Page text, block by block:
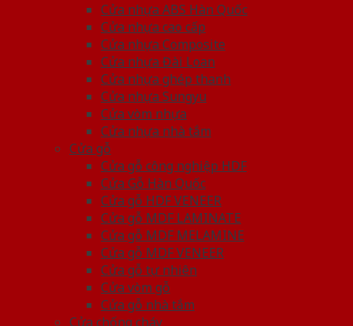
Cửa nhựa ABS Hàn Quốc
Cửa nhựa cao cấp
Cửa nhựa Composite
Cửa nhựa Đài Loan
Cửa nhựa ghép thanh
Cửa nhựa Sungyu
Cửa vòm nhựa
Cửa nhựa nhà tắm
Cửa gỗ
Cửa gỗ công nghiệp HDF
Cửa Gỗ Hàn Quốc
Cửa gỗ HDF VENEER
Cửa gỗ MDF LAMINATE
Cửa gỗ MDF MELAMINE
Cửa gỗ MDF VENEER
Cửa gỗ tự nhiên
Cửa vòm gỗ
Cửa gỗ nhà tắm
Cửa chống cháy